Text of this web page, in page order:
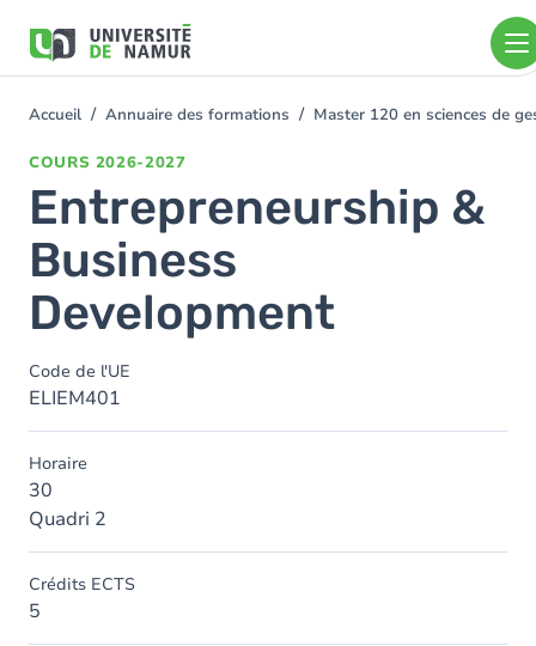
contenu
You
Accueil Annuaire des formations Master 120 en sciences de
COURS 2026-2027
Entrepreneurship &
Business
Development
Code de l'UE
ELIEM401
Horaire
30
Quadri 2
Crédits ECTS
5